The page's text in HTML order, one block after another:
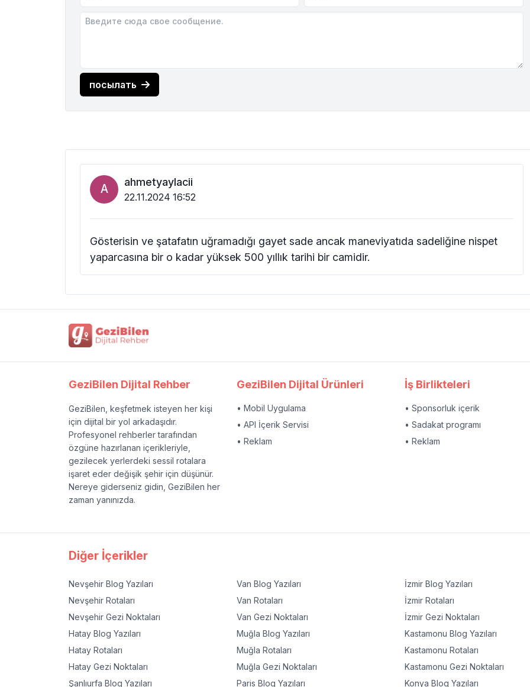
посылать
A ahmetyaylacii
22.11.2024 16:52
Gösterisin ve şatafatın uğramadığı gayet sade ancak maneviyatıda sadeliğine nispet
yaparcasına bir o kadar yüksek 500 yıllık tarihi bir camidir.
GeziBilen Dijital Rehber
GeziBilen, keşfetmek isteyen her kişi
için dijital bir yol arkadaşıdır.
Profesyonel rehberler tarafından
özgüne hazırlanan içerikleriyle,
gezilecek yerlerdeki sessil rotalara
işaret eder değişik şehir için düşünür.
Nereye giderseniz gidin, GeziBilen her
zaman yanınızda.
GeziBilen Dijital Ürünleri
• Mobil Uygulama
• API İçerik Servisi
• Reklam
İş Birlikteleri
• Sponsorluk içerik
• Sadakat programı
• Reklam
Diğer İçerikler
Nevşehir Blog Yazıları
Nevşehir Rotaları
Nevşehir Gezi Noktaları
Hatay Blog Yazıları
Hatay Rotaları
Hatay Gezi Noktaları
Şanlıurfa Blog Yazıları
Van Blog Yazıları
Van Rotaları
Van Gezi Noktaları
Muğla Blog Yazıları
Muğla Rotaları
Muğla Gezi Noktaları
Paris Blog Yazıları
İzmir Blog Yazıları
İzmir Rotaları
İzmir Gezi Noktaları
Kastamonu Blog Yazıları
Kastamonu Rotaları
Kastamonu Gezi Noktaları
Konya Blog Yazıları